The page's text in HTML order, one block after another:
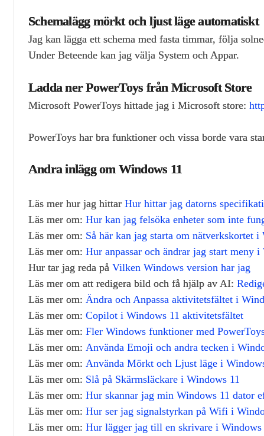
Schemalägg mörkt och ljust läge automatiskt
Jag kan lägga ett schema med fasta timmar, följa
Under Beteende kan jag välja System och Appar.
Ladda ner PowerToys från Microsoft Store
Microsoft PowerToys hittade jag i Microsoft store:
PowerToys har bra funktioner och vissa borde vara
Andra inlägg om Windows 11
Läs mer hur jag hittar Hur hittar jag datorns
Läs mer om: Hur kan jag felsöka enheter som inte
Läs mer om: Så här kan jag starta om nätverkskortet i
Läs mer om: Hur anpassar och ändrar jag start meny i
Hur tar jag reda på Vilken Windows version har jag
Läs mer om att redigera bild och få hjälp av AI:
Läs mer om: Ändra och Anpassa aktivitetsfältet i
Läs mer om: Copilot i Windows 11 aktivitetsfältet
Läs mer om: Fler Windows funktioner med
Läs mer om: Använda Emoji och andra tecken i
Läs mer om: Använda Mörkt och Ljust läge i
Läs mer om: Slå på Skärmsläckare i Windows 11
Läs mer om: Hur skannar jag min Windows 11 dator
Läs mer om: Hur ser jag signalstyrkan på Wifi i
Läs mer om: Hur lägger jag till en skrivare i Windows